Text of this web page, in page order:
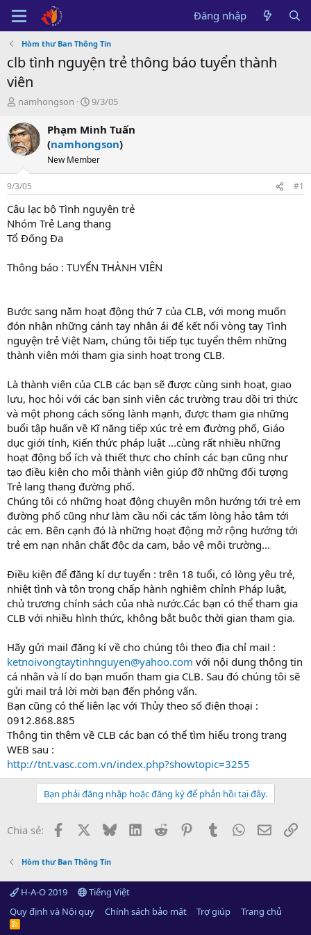
Đăng nhập
Hòm thư Ban Thông Tin
clb tình nguyện trẻ thông báo tuyển thành
viên
B
t
đ
ầ
namhongson
N
à
b
ắ
t
u
9/3/05
Phạm Minh Tuấn
(namhongson)
New Member
9/3/05 #1
Câu lạc bộ Tình nguyện trẻ
Nhóm Trẻ Lang thang
Tổ Đống Đa
Thông báo : TUYỂN THÀNH VIÊN
Bước sang năm hoạt động thứ 7 của CLB, với mong muốn
đón nhận những cánh tay nhân ái để kết nối vòng tay Tình
nguyện trẻ Việt Nam, chúng tôi tiếp tục tuyển thêm những
thành viên mới tham gia sinh hoạt trong CLB.
Là thành viên của CLB các bạn sẽ được cùng sinh hoạt, giao
lưu, học hỏi với các bạn sinh viên các trường trau dồi tri thức
và một phong cách sống lành mạnh, được tham gia những
buổi tập huấn về Kĩ năng tiếp xúc trẻ em đường phố, Giáo
dục giới tính, Kiến thức pháp luật ...cùng rất nhiều những
hoạt động bổ ích và thiết thực cho chính các bạn cũng như
tạo điều kiện cho mỗi thành viên giúp đỡ những đối tượng
Trẻ lang thang đường phố.
Chúng tôi có những hoạt động chuyên môn hướng tới trẻ em
đường phố cũng như làm cầu nối các tấm lòng hảo tâm tới
các em. Bên cạnh đó là những hoạt động mở rộng hướng tới
trẻ em nạn nhân chất độc da cam, bảo vệ môi trường...
Điều kiện để đăng kí dự tuyển : trên 18 tuổi, có lòng yêu trẻ,
nhiệt tình và tôn trọng chấp hành nghiêm chỉnh Pháp luật,
chủ trương chính sách của nhà nước.Các bạn có thể tham gia
CLB với nhiều hình thức, không bắt buộc thời gian tham gia.
Hãy gửi mail đăng kí về cho chúng tôi theo địa chỉ mail :
ketnoivongtaytinhnguyen@yahoo.com với nội dung thông tin
cá nhân và lí do bạn muốn tham gia CLB. Sau đó chúng tôi sẽ
gửi mail trả lời mời bạn đến phỏng vấn.
Bạn cũng có thể liên lạc với Thủy theo số điện thoại :
0912.868.885
Thông tin thêm về CLB các bạn có thể tìm hiểu trong trang
WEB sau :
http://tnt.vasc.com.vn/index.php?showtopic=3255
Bạn phải đăng nhập hoặc đăng ký để phản hồi tại đây.
Chia sẻ: Facebook BlueskyLinkedInReddit PinterestTumblrWhatsApp
Email
Hòm thư Ban Thông Tin
H-A-O 2019
Tiếng Việt
Quy định và Nội quy
Chính sách bảo mật Trợ giúp Trang chủ
R